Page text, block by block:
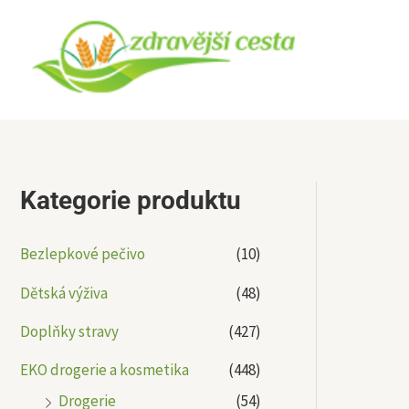
obsah
Kategorie produktu
Bezlepkové pečivo
(10)
Dětská výživa
(48)
Doplňky stravy
(427)
EKO drogerie a kosmetika
(448)
Drogerie
(54)